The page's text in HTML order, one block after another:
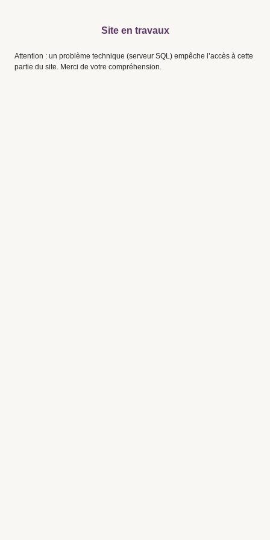
Site en travaux
Attention : un problème technique (serveur SQL) empêche l’accès à cette
partie du site. Merci de votre compréhension.